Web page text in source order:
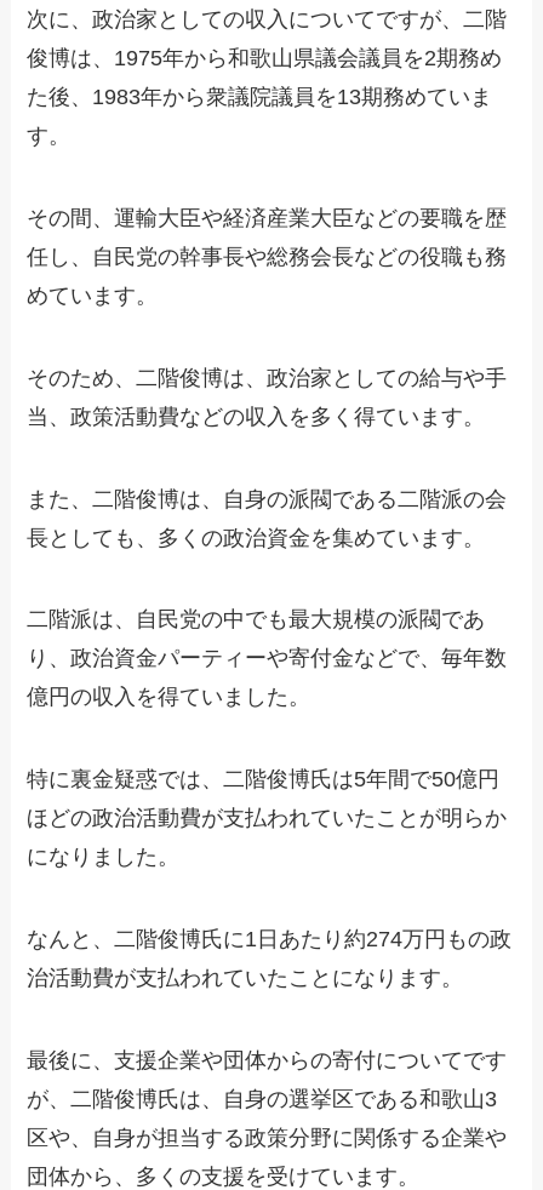
次に、政治家としての収入についてですが、二階
俊博は、1975年から和歌山県議会議員を2期務め
た後、1983年から衆議院議員を13期務めていま
す。
その間、運輸大臣や経済産業大臣などの要職を歴
任し、自民党の幹事長や総務会長などの役職も務
めています。
そのため、二階俊博は、政治家としての給与や手
当、政策活動費などの収入を多く得ています。
また、二階俊博は、自身の派閥である二階派の会
長としても、多くの政治資金を集めています。
二階派は、自民党の中でも最大規模の派閥であ
り、政治資金パーティーや寄付金などで、毎年数
億円の収入を得ていました。
特に裏金疑惑では、二階俊博氏は5年間で50億円
ほどの政治活動費が支払われていたことが明らか
になりました。
なんと、二階俊博氏に1日あたり約274万円もの政
治活動費が支払われていたことになります。
最後に、支援企業や団体からの寄付についてです
が、二階俊博氏は、自身の選挙区である和歌山3
区や、自身が担当する政策分野に関係する企業や
団体から、多くの支援を受けています。